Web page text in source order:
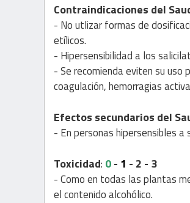
Contraindicaciones del
- No utlizar formas de
etílicos.
- Hipersensibilidad a los
- Se recomienda eviten su
coagulación, hemorragias
Efectos secundarios del
- En personas hipersensibles a
Toxicidad: 0- 1 - 2 - 3
- Como en todas las plantas
el contenido alcohólico.